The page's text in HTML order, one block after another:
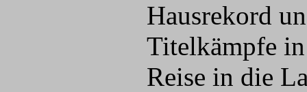
Hausrekord
Titelkämpfe
Reise in die